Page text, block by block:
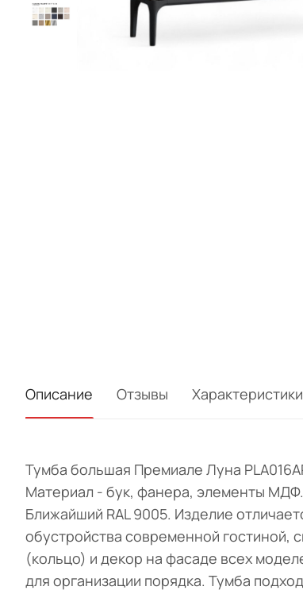
Описание Отзывы Характеристики
Тумба большая Премиале Луна
Материал - бук, фанера, элементы МДФ.
Ближайший RAL 9005. Изделие
обустройства современной гостиной,
(кольцо) и декор на фасаде всех
для организации порядка. Тумба